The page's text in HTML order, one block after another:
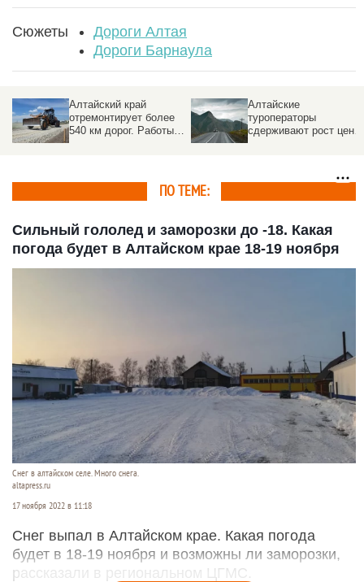
Сюжеты
Дороги Алтая
Дороги Барнаула
Алтайский край
отремонтирует более
540 км дорог. Работы
в районах
Алтайские
туроператоры
сдерживают рост цен
ПО ТЕМЕ:
Сильный гололед и заморозки до -18. Какая
погода будет в Алтайском крае 18-19 ноября
Снег в алтайском селе. Много снега.
altapress.ru
17 ноября 2022 в 11:18
Снег выпал в Алтайском крае. Какая погода
будет в 18-19 ноября и возможны ли заморозки,
рассказали в региональном ЦГМС.